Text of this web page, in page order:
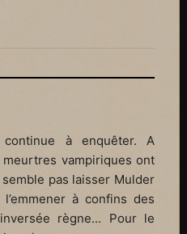
continue à enquêter. A
vampiriques ont
pas laisser Mulder
à confins des
règne... Pour le